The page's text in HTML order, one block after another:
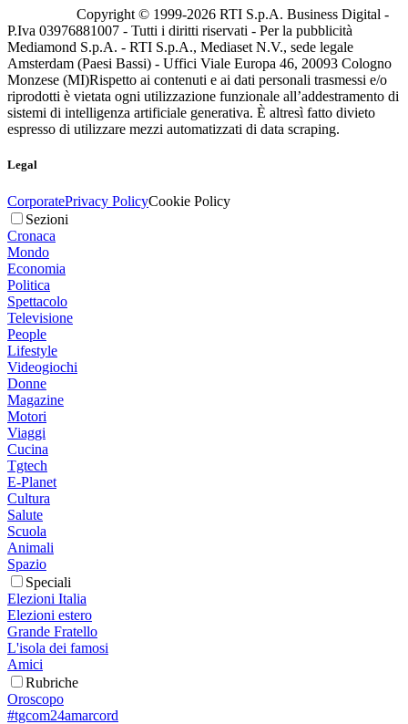
Copyright © 1999-2026 RTI S.p.A. Business Digital -
P.Iva 03976881007 - Tutti i diritti riservati - Per la pubblicità
Mediamond S.p.A. - RTI S.p.A., Mediaset N.V., sede legale
Amsterdam (Paesi Bassi) - Uffici Viale Europa 46, 20093 Cologno
Monzese (MI)Rispetto ai contenuti e ai dati personali trasmessi e/o
riprodotti è vietata ogni utilizzazione funzionale all’addestramento di
sistemi di intelligenza artificiale generativa. È altresì fatto divieto
espresso di utilizzare mezzi automatizzati di data scraping.
Legal
CorporatePrivacy PolicyCookie Policy
Sezioni
Cronaca
Mondo
Economia
Politica
Spettacolo
Televisione
People
Lifestyle
Videogiochi
Donne
Magazine
Motori
Viaggi
Cucina
Tgtech
E-Planet
Cultura
Salute
Scuola
Animali
Spazio
Speciali
Elezioni Italia
Elezioni estero
Grande Fratello
L'isola dei famosi
Amici
Rubriche
Oroscopo
#tgcom24amarcord